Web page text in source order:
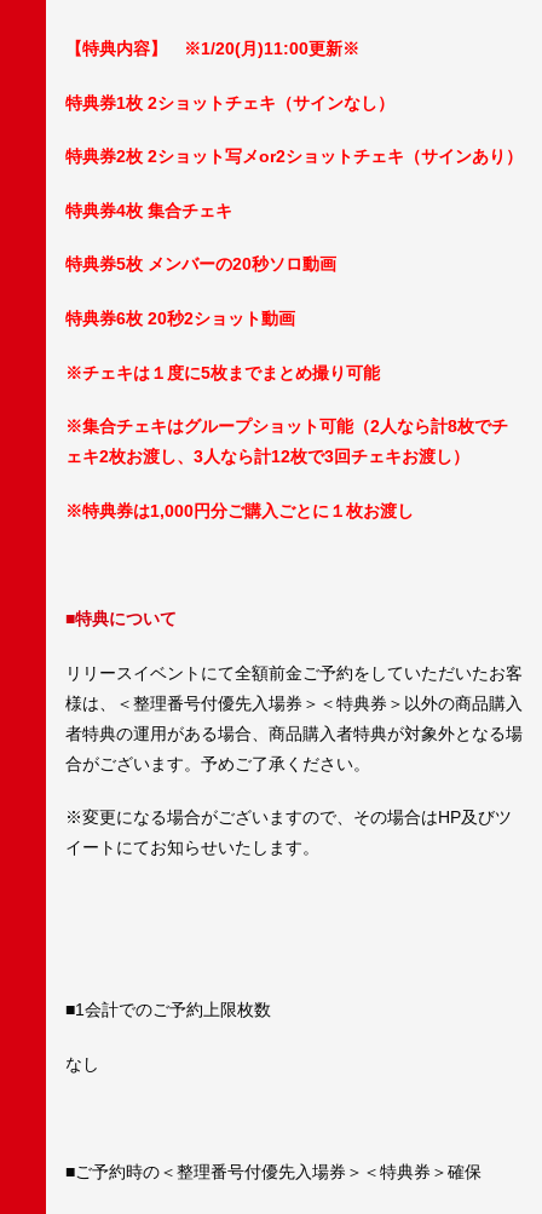
【特典内容】 ※1/20(月)11:00更新※
特典券1枚 2ショットチェキ（サインなし）
特典券2枚 2ショット写メor2ショットチェキ（サインあり）
特典券4枚 集合チェキ
特典券5枚 メンバーの20秒ソロ動画
特典券6枚 20秒2ショット動画
※チェキは１度に5枚までまとめ撮り可能
※集合チェキはグループショット可能（2人なら計8枚でチ
ェキ2枚お渡し、3人なら計12枚で3回チェキお渡し）
※特典券は1,000円分ご購入ごとに１枚お渡し
■特典について
リリースイベントにて全額前金ご予約をしていただいたお客
様は、＜整理番号付優先入場券＞＜特典券＞以外の商品購入
者特典の運用がある場合、商品購入者特典が対象外となる場
合がございます。予めご了承ください。
※変更になる場合がございますので、その場合はHP及びツ
イートにてお知らせいたします。
■1会計でのご予約上限枚数
なし
■ご予約時の＜整理番号付優先入場券＞＜特典券＞確保